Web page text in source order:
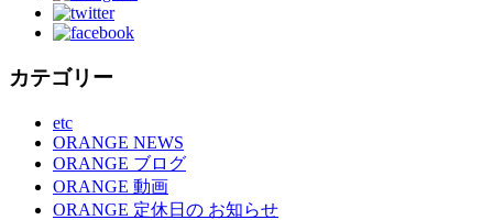
カテゴリー
etc
ORANGE NEWS
ORANGE ブログ
ORANGE 動画
ORANGE 定休日の お知らせ